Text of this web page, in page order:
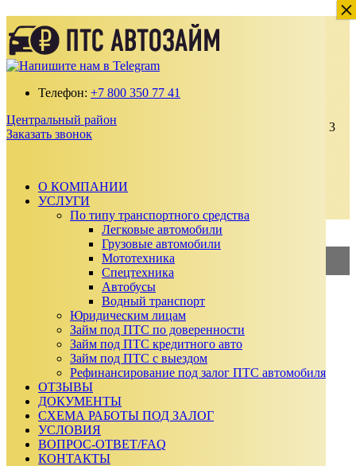
Телефон: +7 800 350 77 41
Центральный район
Заказать звонок
О КОМПАНИИ
УСЛУГИ
По типу транспортного средства
Легковые автомобили
Грузовые автомобили
Мототехника
Спецтехника
Автобусы
Водный транспорт
Юридическим лицам
Займ под ПТС по доверенности
Займ под ПТС кредитного авто
Займ под ПТС с выездом
Рефинансирование под залог ПТС автомобиля
ОТЗЫВЫ
ДОКУМЕНТЫ
СХЕМА РАБОТЫ ПОД ЗАЛОГ
УСЛОВИЯ
ВОПРОС-ОТВЕТ/FAQ
КОНТАКТЫ
Займ под залог ПТС грузового
автомобиля в Центральном районе
100% одобрение даже с плохой кредитной
Выдаем от 30 000 до 15 000 000 ₽ на срок до 3
лет
Автомобиль остается у вас
Заказать звонок
Калькулятор займа
Займ под ПТС
Займ под АВТО
Сумма займа
Срок займа
Ежемесячный платеж:
Сумма к возврату:0₽
Получить одобрение
Наши преимущества
×
×